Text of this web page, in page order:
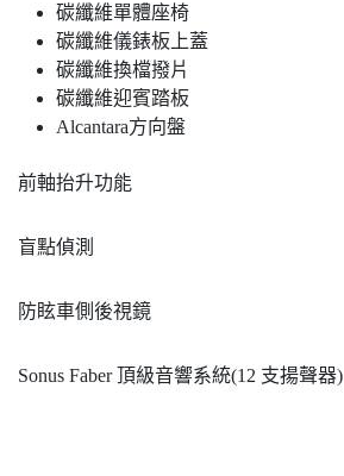
碳纖維單體座椅
碳纖維儀錶板上蓋
碳纖維換檔撥片
碳纖維迎賓踏板
Alcantara方向盤
前軸抬升功能
盲點偵測
防眩車側後視鏡
Sonus Faber 頂級音響系統(12 支揚聲器)